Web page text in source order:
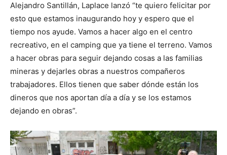
Alejandro Santillán, Laplace lanzó “te quiero felicitar por
esto que estamos inaugurando hoy y espero que el
tiempo nos ayude. Vamos a hacer algo en el centro
recreativo, en el camping que ya tiene el terreno. Vamos
a hacer obras para seguir dejando cosas a las familias
mineras y dejarles obras a nuestros compañeros
trabajadores. Ellos tienen que saber dónde están los
dineros que nos aportan día a día y se los estamos
dejando en obras”.